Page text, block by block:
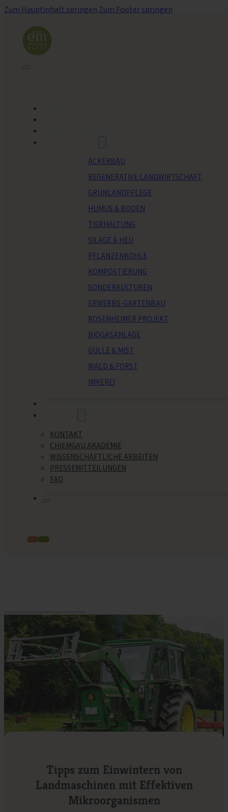
Zum Hauptinhalt springen Zum Footer springen
ACKERBAU
REGENERATIVE LANDWIRTSCHAFT
GRÜNLANDPFLEGE
HUMUS & BODEN
TIERHALTUNG
SILAGE & HEU
PFLANZENKOHLE
KOMPOSTIERUNG
SONDERKULTUREN
ERWERBS-GARTENBAU
ROSENHEIMER PROJEKT
BIOGASANLAGE
GÜLLE & MIST
WALD & FORST
IMKEREI
KONTAKT
CHIEMGAU AKADEMIE
WISSENSCHAFTLICHE ARBEITEN
PRESSEMITTEILUNGEN
FAQ
Tipps zum Einwintern von
Landmaschinen mit Effektiven
Mikroorganismen